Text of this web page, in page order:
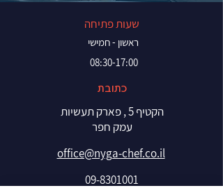
שעות פתיחה
ראשון - חמישי
08:30-17:00
כתובת
הקטיף 5 , פארק תעשיות
עמק חפר
office@nyga-chef.co.il
09-8301001